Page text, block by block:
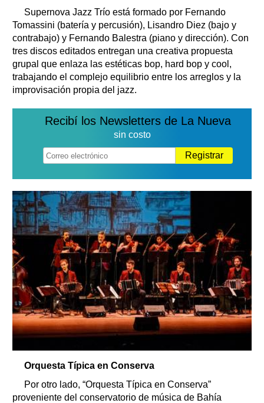
Supernova Jazz Trío está formado por Fernando
Tomassini (batería y percusión), Lisandro Diez (bajo y
contrabajo) y Fernando Balestra (piano y dirección). Con
tres discos editados entregan una creativa propuesta
grupal que enlaza las estéticas bop, hard bop y cool,
trabajando el complejo equilibrio entre los arreglos y la
improvisación propia del jazz.
Recibí los Newsletters de La Nueva
sin costo
Registrar
Orquesta Típica en Conserva
Por otro lado, “Orquesta Típica en Conserva”
proveniente del conservatorio de música de Bahía